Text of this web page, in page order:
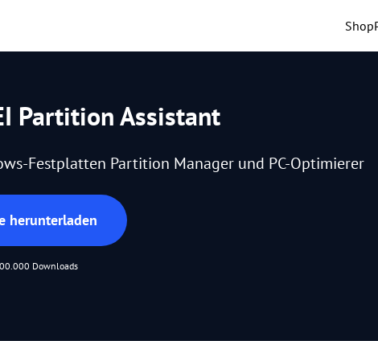
Shop
Partition Assistant
Festplatten Partition Manager und PC-Optimierer
herunterladen
Downloads